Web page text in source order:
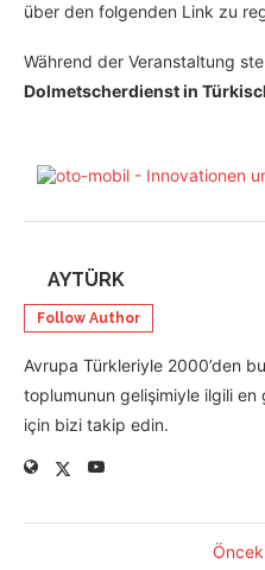
über den folgenden Link zu
Während der Veranstaltung
Dolmetscherdienst in
AYTÜRK
Follow Author
Avrupa Türkleriyle 2000’den
toplumunun gelişimiyle ilgili en
için bizi takip edin.